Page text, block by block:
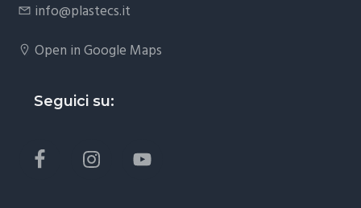
info@plastecs.it
Open in Google Maps
Seguici su: